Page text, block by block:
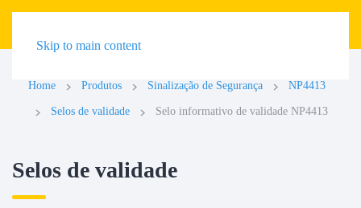
Skip to main content
Home Produtos Sinalização de Segurança NP4413
Selos de validade Selo informativo de validade NP4413
Selos de validade